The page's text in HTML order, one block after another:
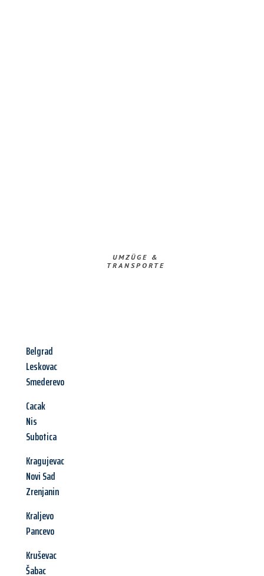
UMZÜGE &
TRANSPORTE
Belgrad
Leskovac
Smederevo
Cacak
Nis
Subotica
Kragujevac
Novi Sad
Zrenjanin
Kraljevo
Pancevo
Kruševac
Šabac